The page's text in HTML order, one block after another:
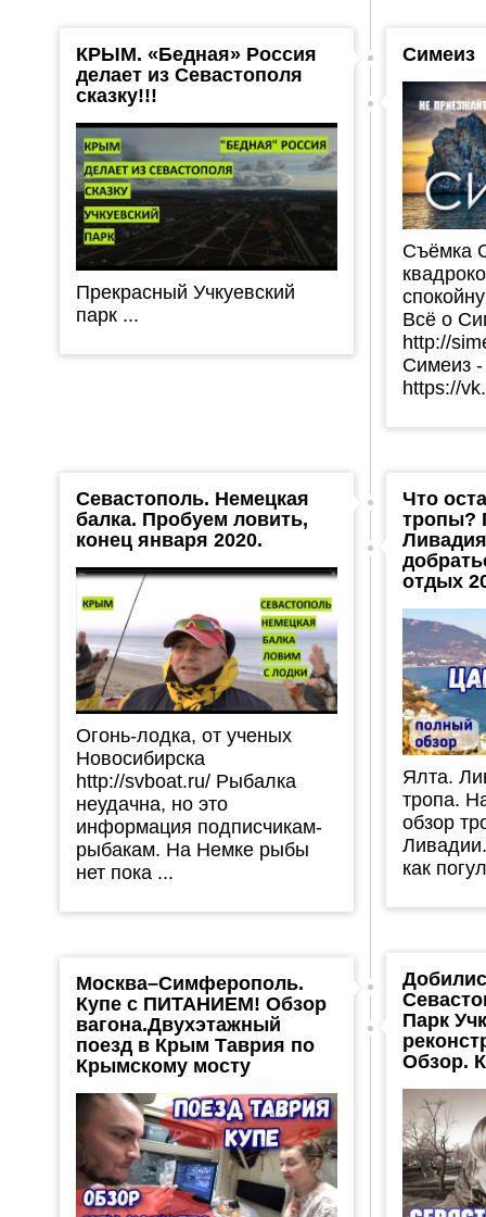
Симеиз
Съёмка
Всё о
http://
Симеиз -
https://
КРЫМ. «Бедная» Россия
делает из Севастополя
сказку!!!
Прекрасный Учкуевский
парк ...
Что
тропы?
отдых
Ялта.
тропа.
обзор
как
Севастополь. Немецкая
балка. Пробуем ловить,
конец января 2020.
Огонь-лодка, от ученых
Новосибирска
http://svboat.ru/ Рыбалка
неудачна, но это
информация подписчикам-
рыбакам. На Немке рыбы
нет пока ...
Парк
Обзор.
Москва–Симферополь.
Купе с ПИТАНИЕМ! Обзор
вагона.Двухэтажный
поезд в Крым Таврия по
Крымскому мосту